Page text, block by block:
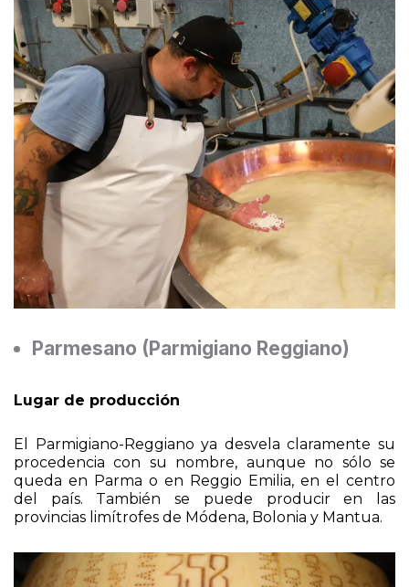
El Parmigiano-Reggiano ya desvela claramente su
procedencia con su nombre, aunque no sólo se
queda en Parma o en Reggio Emilia, en el centro
del país. También se puede producir en las